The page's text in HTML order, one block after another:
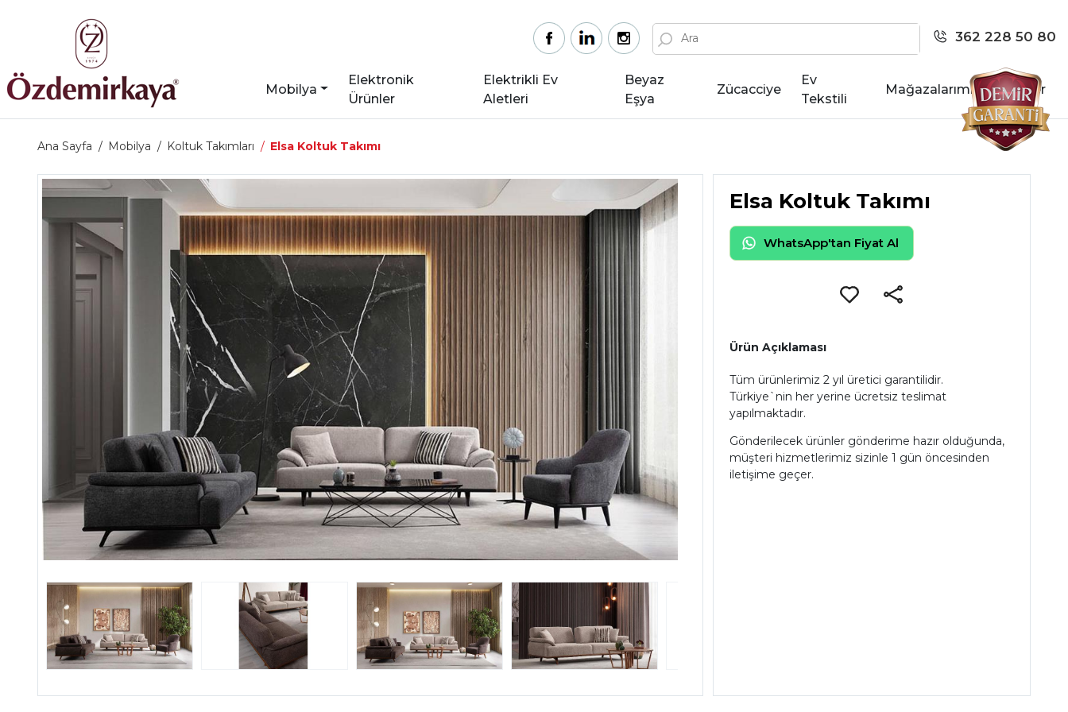
362 228 50 80
Mobilya
Elektronik
Ürünler
Elektrikli Ev
Aletleri
Beyaz
Eşya
Zücacciye
Ev
Tekstili
Mağazalarımız Kariyer
Ana Sayfa Mobilya Koltuk Takımları Elsa Koltuk Takımı
Elsa Koltuk Takımı
WhatsApp'tan Fiyat Al
Ürün Açıklaması
Tüm ürünlerimiz 2 yıl üretici garantilidir.
Türkiye`nin her yerine ücretsiz teslimat
yapılmaktadır.
Gönderilecek ürünler gönderime hazır olduğunda,
müşteri hizmetlerimiz sizinle 1 gün öncesinden
iletişime geçer.